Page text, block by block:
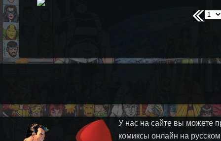
У нас на сайте вы можете
комиксы онлайн на